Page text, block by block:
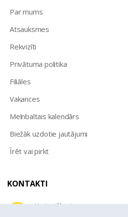
Par mums
Atsauksmes
Rekvizīti
Privātuma politika
Filiāles
Vakances
Melnbaltais kalendārs
Biežāk uzdotie jautājumi
Īrēt vai pirkt
KONTAKTI
Uzziņu tālrunis